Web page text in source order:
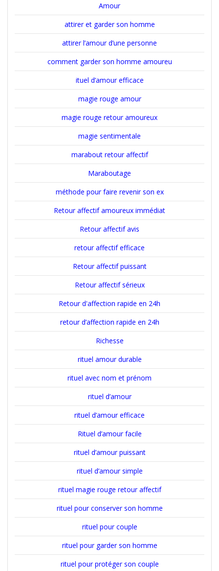
Amour
attirer et garder son homme
attirer l’amour d’une personne
comment garder son homme amoureu
ituel d’amour efficace
magie rouge amour
magie rouge retour amoureux
magie sentimentale
marabout retour affectif
Maraboutage
méthode pour faire revenir son ex
Retour affectif amoureux immédiat
Retour affectif avis
retour affectif efficace
Retour affectif puissant
Retour affectif sérieux
Retour d'affection rapide en 24h
retour d’affection rapide en 24h
Richesse
rituel amour durable
rituel avec nom et prénom
rituel d’amour
rituel d’amour efficace
Rituel d’amour facile
rituel d’amour puissant
rituel d’amour simple
rituel magie rouge retour affectif
rituel pour conserver son homme
rituel pour couple
rituel pour garder son homme
rituel pour protéger son couple